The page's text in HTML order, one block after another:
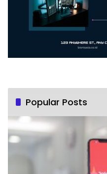
Popular Posts